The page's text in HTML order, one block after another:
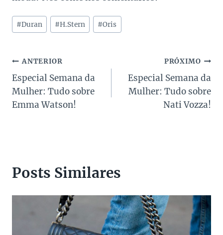
Tags
do
#Duran #H.Stern #Oris
Navegação
de
Post
ANTERIOR
Especial Semana da
Mulher: Tudo sobre
Emma Watson!
PRÓXIMO
Especial Semana da
Mulher: Tudo sobre
Nati Vozza!
Posts Similares